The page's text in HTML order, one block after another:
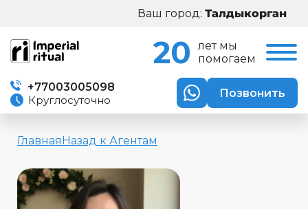
Ваш город:
20
лет мы
помогаем
+77003005098
Круглосуточно
Позвонить
ГлавнаяНазад к Агентам